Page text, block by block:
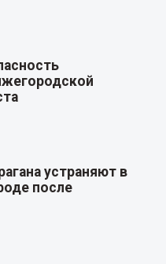
устраняют в
после